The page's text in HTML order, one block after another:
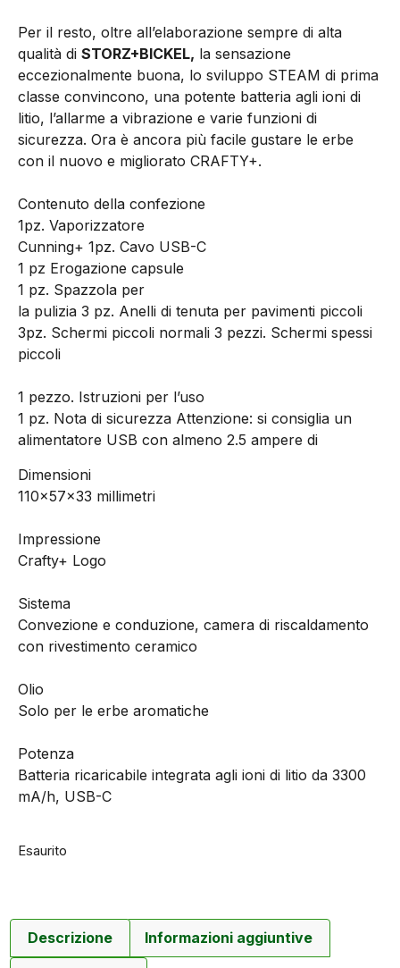
Per il resto, oltre all’elaborazione sempre di alta
qualità di STORZ+BICKEL, la sensazione
eccezionalmente buona, lo sviluppo STEAM di prima
classe convincono, una potente batteria agli ioni di
litio, l’allarme a vibrazione e varie funzioni di
sicurezza. Ora è ancora più facile gustare le erbe
con il nuovo e migliorato CRAFTY+.
Contenuto della confezione
1pz. Vaporizzatore
Cunning+ 1pz. Cavo USB-C
1 pz Erogazione capsule
1 pz. Spazzola per
la pulizia 3 pz. Anelli di tenuta per pavimenti piccoli
3pz. Schermi piccoli normali 3 pezzi. Schermi spessi
piccoli
1 pezzo. Istruzioni per l’uso
1 pz. Nota di sicurezza Attenzione: si consiglia un
alimentatore USB con almeno 2.5 ampere di
Dimensioni
110x57x33 millimetri
Impressione
Crafty+ Logo
Sistema
Convezione e conduzione, camera di riscaldamento
con rivestimento ceramico
Olio
Solo per le erbe aromatiche
Potenza
Batteria ricaricabile integrata agli ioni di litio da 3300
mA/h, USB-C
Esaurito
Descrizione Informazioni aggiuntive